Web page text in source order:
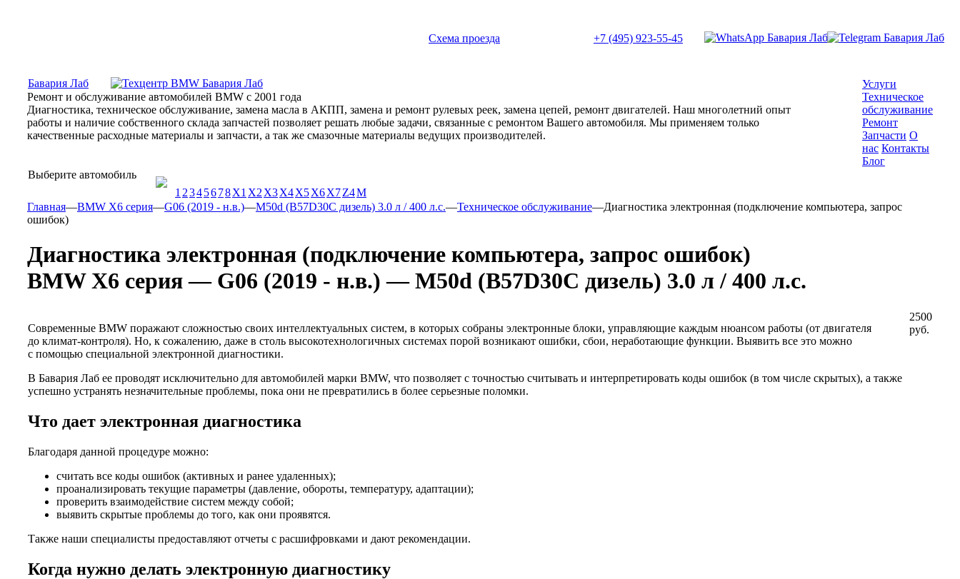
Схема проезда +7 (495) 923-55-45
Бавария Лаб
Ремонт и обслуживание автомобилей BMW с 2001 года
Диагностика, техническое обслуживание, замена масла в АКПП, замена и ремонт рулевых реек, замена цепей, ремонт двигателей. Наш многолетний опыт
работы и наличие собственного склада запчастей позволяет решать любые задачи, связанные с ремонтом Вашего автомобиля. Мы применяем только
качественные расходные материалы и запчасти, а так же смазочные материалы ведущих производителей.
Услуги
Техническое
обслуживание
Ремонт
Запчасти О
нас Контакты
Блог
Выберите автомобиль
1 2345678X1 X2 X3X4X5X6X7Z4М
Главная—BMW X6 серия—G06 (2019 - н.в.)—M50d (B57D30C дизель) 3.0 л / 400 л.с.—Техническое обслуживание—Диагностика электронная (подключение компьютера, запрос
ошибок)
Диагностика электронная (подключение компьютера, запрос ошибок)
BMW X6 серия — G06 (2019 - н.в.) — M50d (B57D30C дизель) 3.0 л / 400 л.с.
Современные BMW поражают сложностью своих интеллектуальных систем, в которых собраны электронные блоки, управляющие каждым нюансом работы (от двигателя
до климат-контроля). Но, к сожалению, даже в столь высокотехнологичных системах порой возникают ошибки, сбои, неработающие функции. Выявить все это можно
с помощью специальной электронной диагностики.
В Бавария Лаб ее проводят исключительно для автомобилей марки BMW, что позволяет с точностью считывать и интерпретировать коды ошибок (в том числе скрытых), а также
успешно устранять незначительные проблемы, пока они не превратились в более серьезные поломки.
Что дает электронная диагностика
Благодаря данной процедуре можно:
считать все коды ошибок (активных и ранее удаленных);
проанализировать текущие параметры (давление, обороты, температуру, адаптации);
проверить взаимодействие систем между собой;
выявить скрытые проблемы до того, как они проявятся.
Также наши специалисты предоставляют отчеты с расшифровками и дают рекомендации.
Когда нужно делать электронную диагностику
2500
руб.